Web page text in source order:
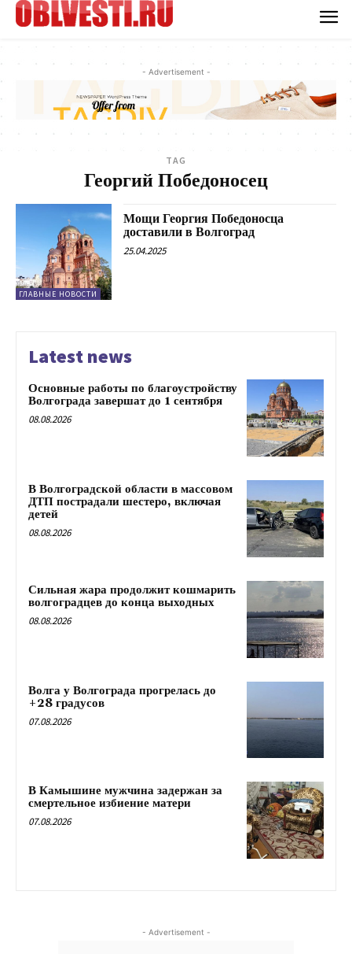
- Advertisement -
TAG
Георгий Победоносец
ГЛАВНЫЕ НОВОСТИ
Мощи Георгия Победоносца
доставили в Волгоград
25.04.2025
Latest news
Основные работы по благоустройству
Волгограда завершат до 1 сентября
08.08.2026
В Волгоградской области в массовом
ДТП пострадали шестеро, включая
детей
08.08.2026
Сильная жара продолжит кошмарить
волгоградцев до конца выходных
08.08.2026
Волга у Волгограда прогрелась до
+28 градусов
07.08.2026
В Камышине мужчина задержан за
смертельное избиение матери
07.08.2026
- Advertisement -